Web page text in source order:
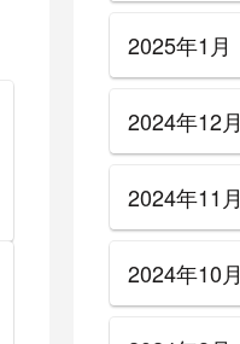
2025年1月
2024年12月
2024年11月
2024年10月